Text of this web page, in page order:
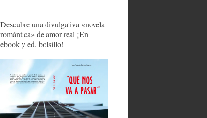
Descubre una divulgativa «novela
romántica» de amor real ¡En
ebook y ed. bolsillo!